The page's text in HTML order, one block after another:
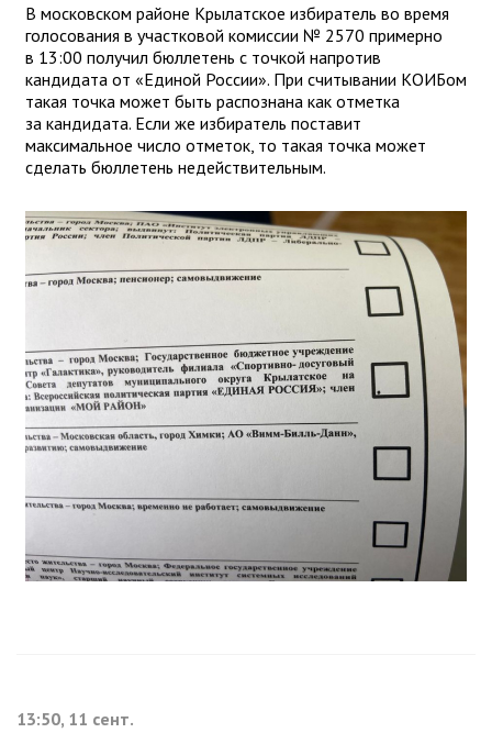
В московском районе Крылатское избиратель во время
голосования в участковой комиссии № 2570 примерно
в 13:00 получил бюллетень с точкой напротив
кандидата от «Единой России». При считывании КОИБом
такая точка может быть распознана как отметка
за кандидата. Если же избиратель поставит
максимальное число отметок, то такая точка может
сделать бюллетень недействительным.
13:50, 11 сент.